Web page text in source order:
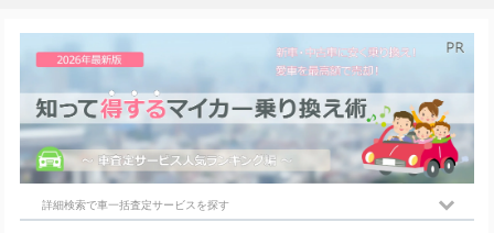
詳細検索で車一括査定サービスを探す